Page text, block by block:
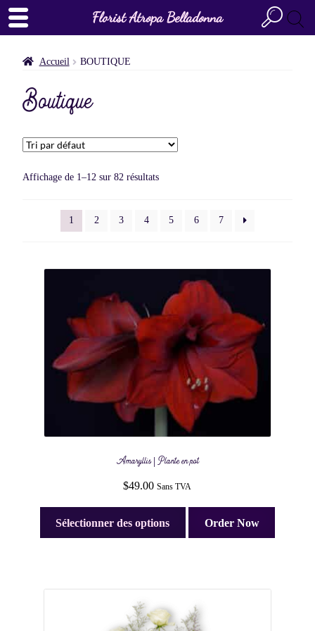
Accueil BOUTIQUE
Boutique
Affichage de 1–12 sur 82 résultats
1 2 3 4 5 6 7
Amaryllis | Plante en pot
$49.00 Sans TVA
Sélectionner des options Order Now
Florist Atropa Belladonna